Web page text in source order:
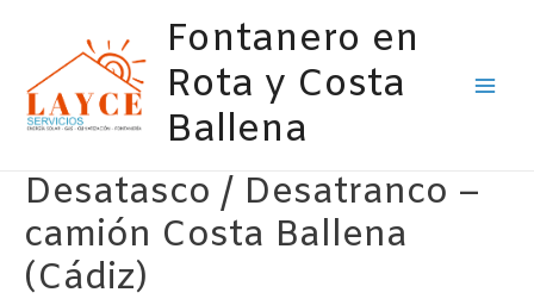
contenido
Fontanero en
Rota y Costa
Ballena
Desatasco / Desatranco –
camión Costa Ballena
(Cádiz)